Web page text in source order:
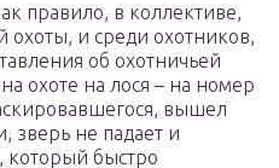
правило, в коллективе,
охоты, и среди охотников,
об охотничьей
охоте на лося – на номер
вышел
зверь не падает и
который быстро